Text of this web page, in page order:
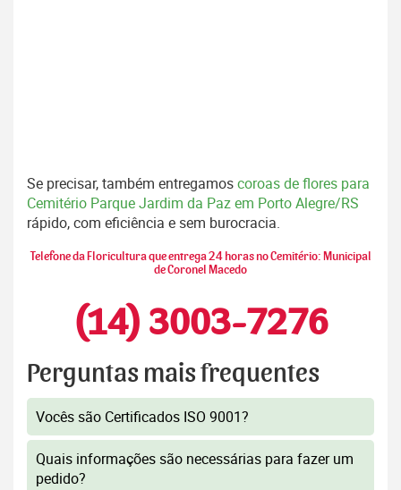
Se precisar, também entregamoscoroas de flores para
Cemitério Parque Jardim da Paz em Porto Alegre/RS
rápido, com eficiência e sem burocracia.
Telefone da Floricultura que entrega 24 horas no Cemitério: Municipal
de Coronel Macedo
(14) 3003-7276
Perguntas mais frequentes
Vocês são Certificados ISO 9001?
Quais informações são necessárias para fazer um
pedido?